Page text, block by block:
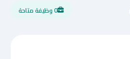
0 وظيفة متاحة